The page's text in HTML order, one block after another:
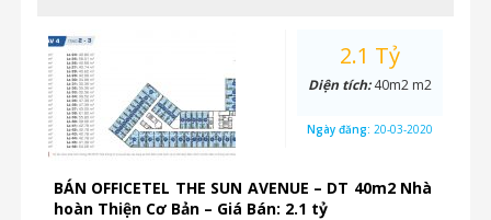
BÁN OFFICETEL THE SUN AVENUE – DT 40m2 Nhà
hoàn Thiện Cơ Bản – Giá Bán: 2.1 tỷ
2.1 Tỷ
Diện tích:40m2 m2
Ngày đăng: 20-03-2020